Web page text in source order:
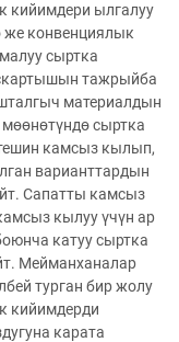
кийимдери ылгалуу
же конвенциялык
сыртка
тажрыйба
материалдын
сыртка
камсыз кылып,
варианттардын
Сапатты камсыз
кылуу үчүн ар
катуу сыртка
Мейманханалар
турган бир жолу
кийимдерди
карата